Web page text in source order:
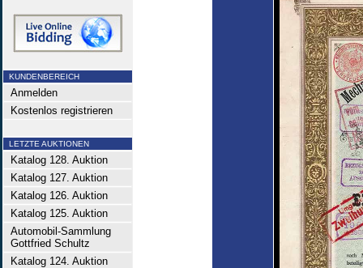
KUNDENBEREICH
Anmelden
Kostenlos registrieren
LETZTE AUKTIONEN
Katalog 128. Auktion
Katalog 127. Auktion
Katalog 126. Auktion
Katalog 125. Auktion
Automobil-Sammlung
Gottfried Schultz
Katalog 124. Auktion